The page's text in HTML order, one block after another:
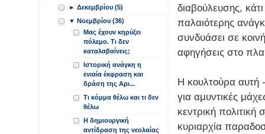
διαβούλευσης,
παλαιότερης
συνδυάσει σε
αφηγήσεις στο
Η κουλτούρα αυτή
για αμυντικές
κεντρική
κυριαρχία
► Δεκεμβρίου (5)
▼ Νοεμβρίου (36)
Μας έχουν κηρύξει
πόλεμο. Τι δεν
καταλαβαίνεις;
Ιστορική ανάγκη η
ενιαία έκφραση και
δράση της Αρι...
Τι κόμμα θέλω και τι δεν
θέλω
Η δημιουργική
αντίδραση της νεολαίας